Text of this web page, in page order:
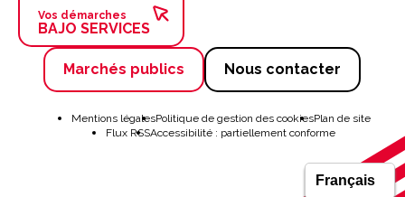
Vos démarches
BAJO SERVICES
Marchés publics Nous contacter
Mentions légalesPolitique de gestion des cookiesPlan de site
Flux RSSAccessibilité : partiellement conforme